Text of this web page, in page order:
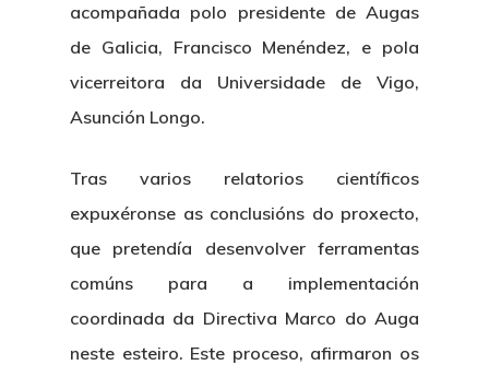
acompañada polo presidente de Augas
de Galicia, Francisco Menéndez, e pola
vicerreitora da Universidade de Vigo,
Asunción Longo.
Tras varios relatorios científicos
expuxéronse as conclusións do proxecto,
que pretendía desenvolver ferramentas
comúns para a implementación
coordinada da Directiva Marco do Auga
neste esteiro. Este proceso, afirmaron os